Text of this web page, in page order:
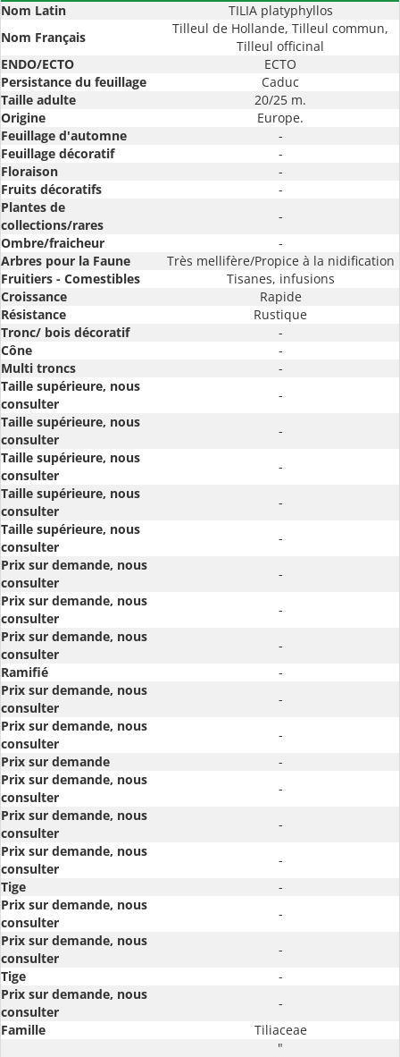
Nom Latin
TILIA platyphyllos
Nom Français
Tilleul de Hollande, Tilleul commun,
Tilleul officinal
ENDO/ECTO
ECTO
Persistance du feuillage
Caduc
Taille adulte
20/25 m.
Origine
Europe.
Feuillage d'automne
-
Feuillage décoratif
-
Floraison
-
Fruits décoratifs
-
Plantes de
collections/rares
-
Ombre/fraicheur
-
Arbres pour la Faune
Très mellifère/Propice à la nidification
Fruitiers - Comestibles
Tisanes, infusions
Croissance
Rapide
Résistance
Rustique
Tronc/ bois décoratif
-
Cône
-
Multi troncs
-
Taille supérieure, nous
consulter
-
Taille supérieure, nous
consulter
-
Taille supérieure, nous
consulter
-
Taille supérieure, nous
consulter
-
Taille supérieure, nous
consulter
-
Prix sur demande, nous
consulter
-
Prix sur demande, nous
consulter
-
Prix sur demande, nous
consulter
-
Ramifié
-
Prix sur demande, nous
consulter
-
Prix sur demande, nous
consulter
-
Prix sur demande
-
Prix sur demande, nous
consulter
-
Prix sur demande, nous
consulter
-
Prix sur demande, nous
consulter
-
Tige
-
Prix sur demande, nous
consulter
-
Prix sur demande, nous
consulter
-
Tige
-
Prix sur demande, nous
consulter
-
Famille
Tiliaceae
"